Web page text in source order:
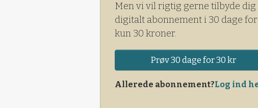
Men vi vil rigtig gerne tilbyde dig
digitalt abonnement i 30 dage for
kun 30 kroner.
Prøv 30 dage for 30 kr
Allerede abonnement?Log ind